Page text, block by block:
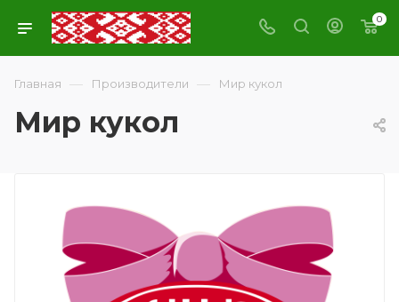
0
Главная — Производители — Мир кукол
Мир кукол